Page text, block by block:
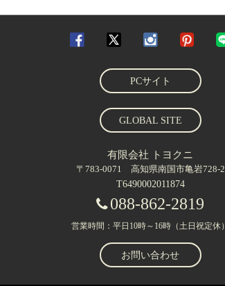
PCサイト
GLOBAL SITE
有限会社 トヨクニ
〒783-0071 高知県南国市亀岩728-2
T6490002011874
088-862-2819
営業時間：平日10時～16時（土日祝定休）
お問い合わせ